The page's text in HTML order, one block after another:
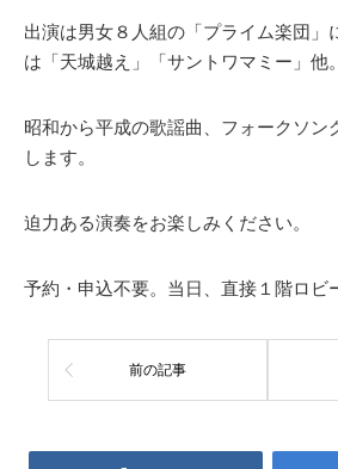
出演は男女８人組の「プライム楽団」
は「天城越え」「サントワマミー」他。
昭和から平成の歌謡曲、フォークソン
します。
迫力ある演奏をお楽しみください。
予約・申込不要。当日、直接１階ロビ
前の記事